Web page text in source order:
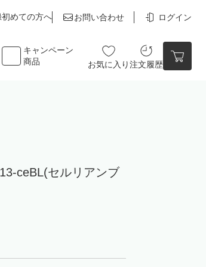
初めての方へ お問い合わせ ログイン
キャンペーン
商品
お気に入り注文履歴
ceBL(セルリアンブ